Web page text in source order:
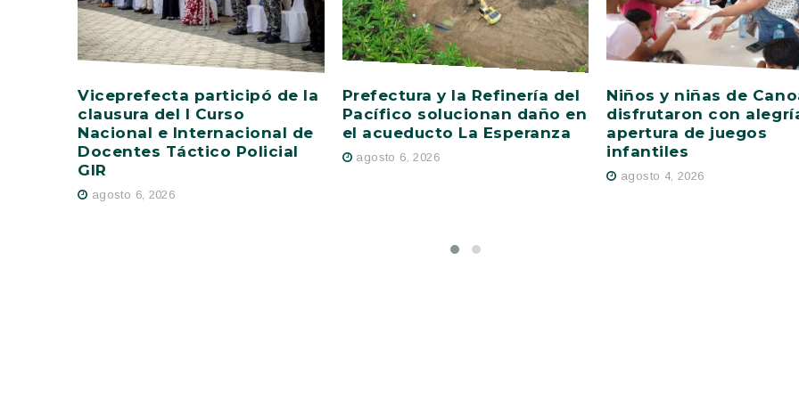
Viceprefecta participó de la
clausura del I Curso
Nacional e Internacional de
Docentes Táctico Policial
GIR
agosto 6, 2026
Prefectura y la Refinería del
Pacífico solucionan daño en
el acueducto La Esperanza
agosto 6, 2026
Niños y niñas de
disfrutaron con
apertura de juegos
infantiles
agosto 4, 2026